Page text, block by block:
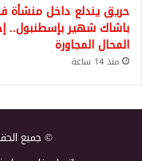
حريق يندلع داخل منشأة
باشاك شهير بإسطنبول..
المحال المجاورة
منذ 14 ساعة
© جميع